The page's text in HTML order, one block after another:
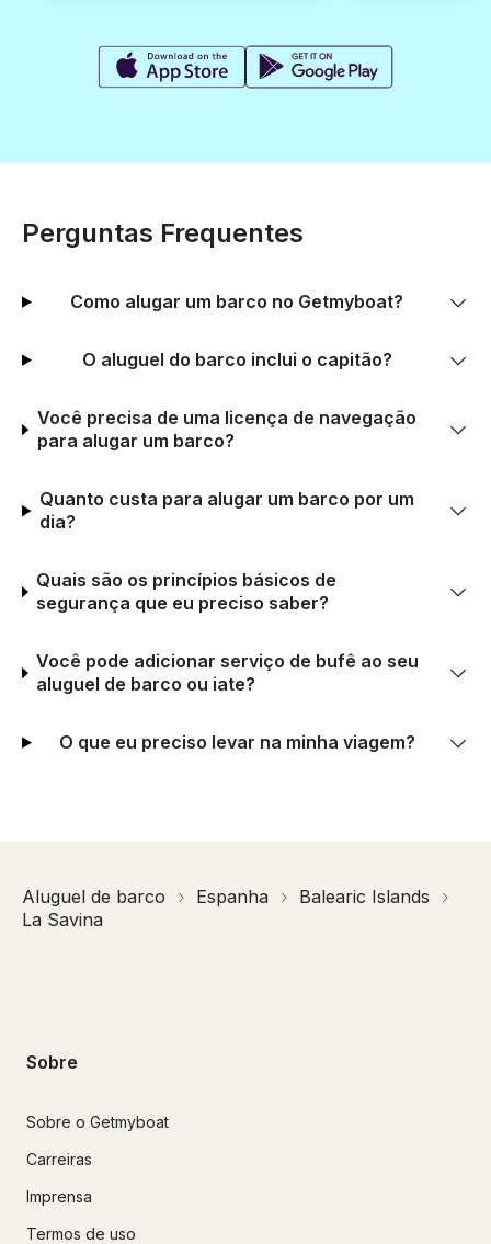
Perguntas Frequentes
Como alugar um barco no Getmyboat?
O aluguel do barco inclui o capitão?
Você precisa de uma licença de navegação
para alugar um barco?
Quanto custa para alugar um barco por um
dia?
Quais são os princípios básicos de
segurança que eu preciso saber?
Você pode adicionar serviço de bufê ao seu
aluguel de barco ou iate?
O que eu preciso levar na minha viagem?
Aluguel de barco Espanha
Balearic Islands
La Savina
Sobre
Sobre o Getmyboat
Carreiras
Imprensa
Termos de uso